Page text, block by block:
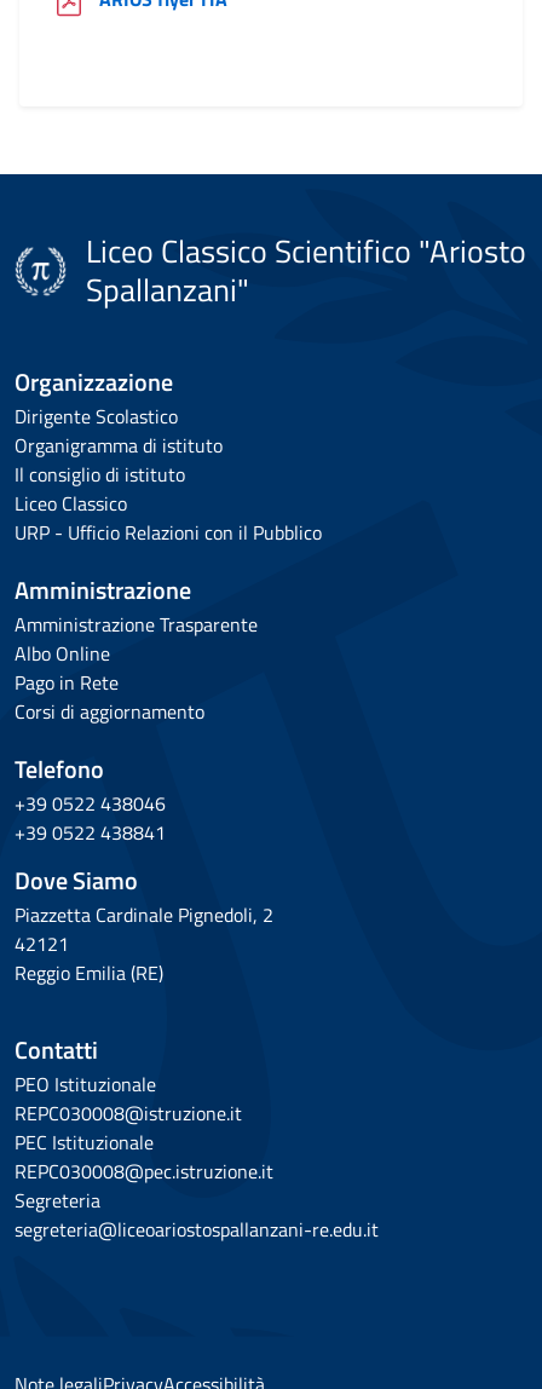
Liceo Classico Scientifico "Ariosto
Spallanzani"
Organizzazione
Dirigente Scolastico
Organigramma di istituto
Il consiglio di istituto
Liceo Classico
URP - Ufficio Relazioni con il Pubblico
Amministrazione
Amministrazione Trasparente
Albo Online
Pago in Rete
Corsi di aggiornamento
Telefono
+39 0522 438046
+39 0522 438841
Dove Siamo
Piazzetta Cardinale Pignedoli, 2
42121
Reggio Emilia (RE)
Contatti
PEO Istituzionale
REPC030008@istruzione.it
PEC Istituzionale
REPC030008@pec.istruzione.it
Segreteria
segreteria@liceoariostospallanzani-re.edu.it